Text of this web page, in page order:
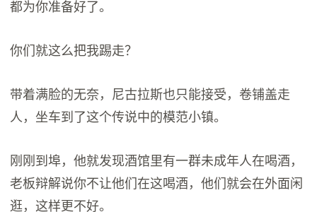
都为你准备好了。
你们就这么把我踢走？
带着满脸的无奈，尼古拉斯也只能接受，卷铺盖走
人，坐车到了这个传说中的模范小镇。
刚刚到埠，他就发现酒馆里有一群未成年人在喝酒，
老板辩解说你不让他们在这喝酒，他们就会在外面闲
逛，这样更不好。